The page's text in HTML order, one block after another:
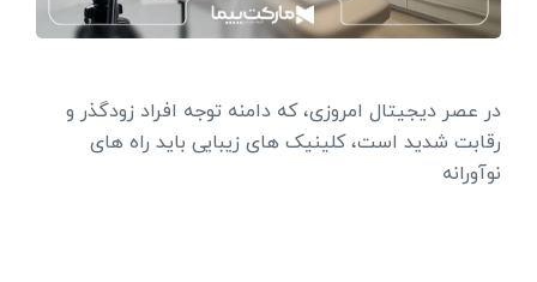
در عصر دیجیتال امروزی، که دامنه توجه افراد زودگذر و
رقابت شدید است، کلینیک های زیبایی باید راه های
نوآورانه